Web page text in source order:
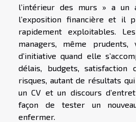
l’intérieur des murs » a un
l’exposition financière et il
rapidement exploitables.
managers, même
d’initiative quand elle
délais, budgets, satisfaction
risques, autant de résultats
un CV et un discours
façon de tester un
enfermer.